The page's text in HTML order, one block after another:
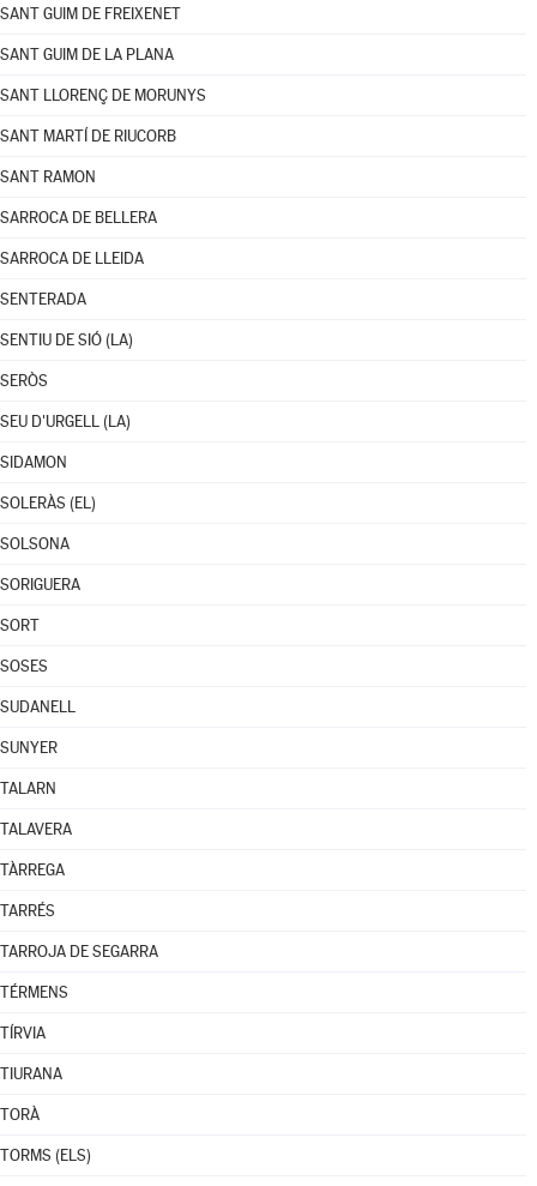
SANT GUIM DE FREIXENET
SANT GUIM DE LA PLANA
SANT LLORENÇ DE MORUNYS
SANT MARTÍ DE RIUCORB
SANT RAMON
SARROCA DE BELLERA
SARROCA DE LLEIDA
SENTERADA
SENTIU DE SIÓ (LA)
SERÒS
SEU D'URGELL (LA)
SIDAMON
SOLERÀS (EL)
SOLSONA
SORIGUERA
SORT
SOSES
SUDANELL
SUNYER
TALARN
TALAVERA
TÀRREGA
TARRÉS
TARROJA DE SEGARRA
TÉRMENS
TÍRVIA
TIURANA
TORÀ
TORMS (ELS)